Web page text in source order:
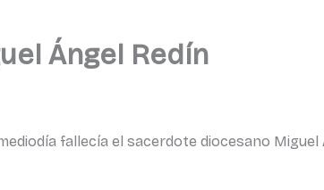
Ángel Redín
fallecía el sacerdote diocesano Miguel